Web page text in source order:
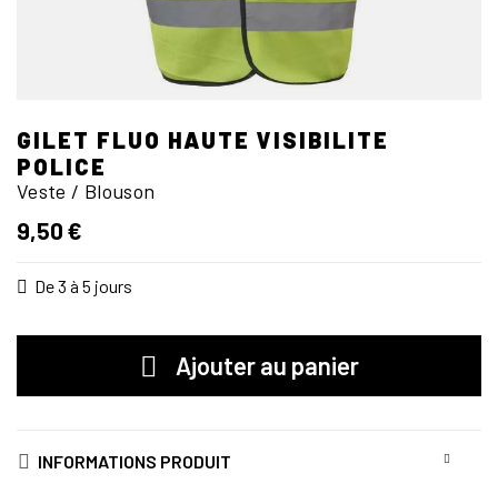
GILET FLUO HAUTE VISIBILITE
POLICE
Veste / Blouson
9,50 €
De 3 à 5 jours
Ajouter au panier
INFORMATIONS PRODUIT